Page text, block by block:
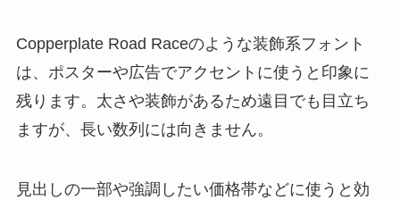
Copperplate Road Raceのような装飾系フォント
は、ポスターや広告でアクセントに使うと印象に
残ります。太さや装飾があるため遠目でも目立ち
ますが、長い数列には向きません。
見出しの一部や強調したい価格帯などに使うと効